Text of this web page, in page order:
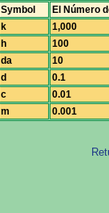
Symbol
El Número
k
1,000
h
100
da
10
d
0.1
c
0.01
m 0.001